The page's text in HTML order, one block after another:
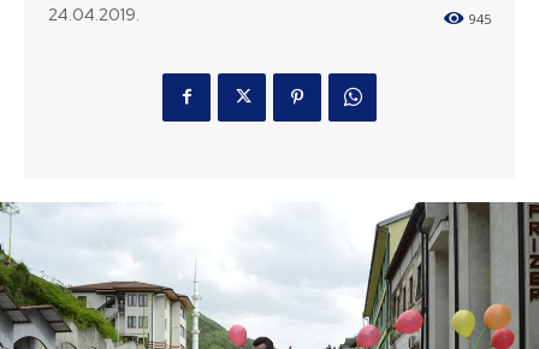
24.04.2019. 945